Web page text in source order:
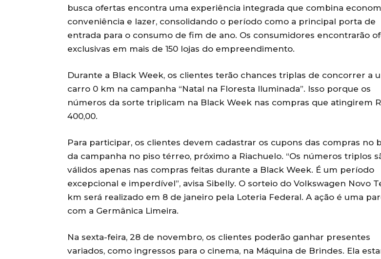
busca ofertas encontra uma experiência integrada que combina
conveniência e lazer, consolidando o período como a principal porta de
entrada para o consumo de fim de ano. Os consumidores encontrarão
exclusivas em mais de 150 lojas do empreendimento.
Durante a Black Week, os clientes terão chances triplas de concorrer a
carro 0 km na campanha “Natal na Floresta Iluminada”. Isso porque os
números da sorte triplicam na Black Week nas compras que atingirem
400,00.
Para participar, os clientes devem cadastrar os cupons das compras no
da campanha no piso térreo, próximo a Riachuelo. “Os números triplos
válidos apenas nas compras feitas durante a Black Week. É um período
excepcional e imperdível”, avisa Sibelly. O sorteio do Volkswagen Novo
km será realizado em 8 de janeiro pela Loteria Federal. A ação é uma
com a Germânica Limeira.
Na sexta-feira, 28 de novembro, os clientes poderão ganhar presentes
variados, como ingressos para o cinema, na Máquina de Brindes. Ela